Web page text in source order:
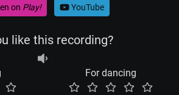
on Play! YouTube
like this recording?
For dancing